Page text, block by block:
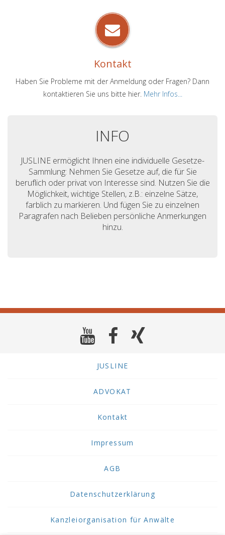
Kontakt
Haben Sie Probleme mit der Anmeldung oder Fragen? Dann
kontaktieren Sie uns bitte hier. Mehr Infos...
INFO
JUSLINE ermöglicht Ihnen eine individuelle Gesetze-
Sammlung: Nehmen Sie Gesetze auf, die für Sie
beruflich oder privat von Interesse sind. Nutzen Sie die
Möglichkeit, wichtige Stellen, z.B.: einzelne Sätze,
farblich zu markieren. Und fügen Sie zu einzelnen
Paragrafen nach Belieben persönliche Anmerkungen
hinzu.
JUSLINE
ADVOKAT
Kontakt
Impressum
AGB
Datenschutzerklärung
Kanzleiorganisation für Anwälte